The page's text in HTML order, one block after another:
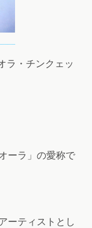
チンクェッ
ーラ」の愛称で
ーティストとし